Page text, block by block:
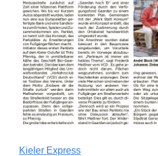
Kieler Express